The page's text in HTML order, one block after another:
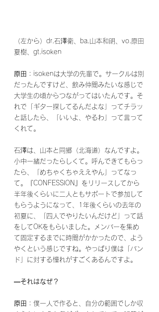
（左から）dr.石澤衛、ba.山本和明、vo.原田
夏樹、gt.isoken
原田
：isokenは大学の先輩で。サークルは別
だったんですけど、飲み仲間みたいな感じで
大学生の頃からつながってはいたんです。そ
れで「ギター探してるんだよな」ってチラッ
と話したら、「いいよ、やるわ」って言って
くれて。
石澤は、山本と同郷（北海道）なんですよ。
小中一緒だったらしくて。呼んできてもらっ
たら、「めちゃくちゃええやん」ってなっ
て。『CONFESSION』をリリースしてから
半年後くらいに二人ともサポートで参加して
もらうようになって、1年後くらいの去年の
初夏に、「四人でやりたいんだけど」って話
をしてOKをもらいました。メンバーを集め
て固定するまでに時間がかかったので、よう
やくという感じですね。やっぱり僕は「バン
ド」に対する憧れがすごくあるんですよ。
―それはなぜ？
原田
：僕一人で作ると、自分の範囲でしか収